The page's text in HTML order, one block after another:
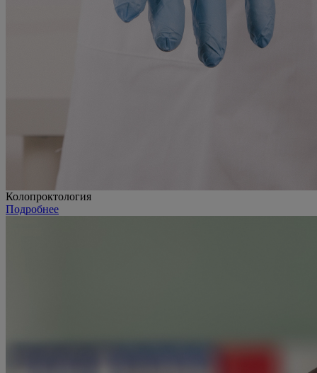
Колопроктология
Подробнее